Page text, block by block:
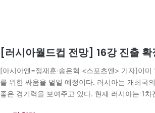
[러시아월드컵 전망] 16강 진출
[아시아엔=정재훈·송은혁 <스포츠엔> 기자]이
를 위한 싸움을 벌일 예정이다. 러시아는 개최국
좋은 경기력을 보여주고 있다. 현재 러시아는 1